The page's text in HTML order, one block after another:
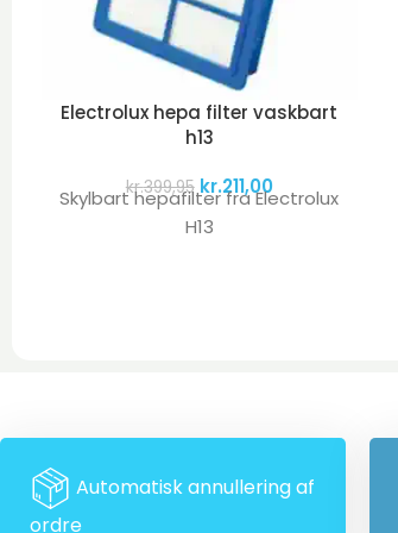
Electrolux hepa filter vaskbart
h13
kr.399,95 kr.211,00
Skylbart hepafilter fra Electrolux
H13
Automatisk annullering af
ordre